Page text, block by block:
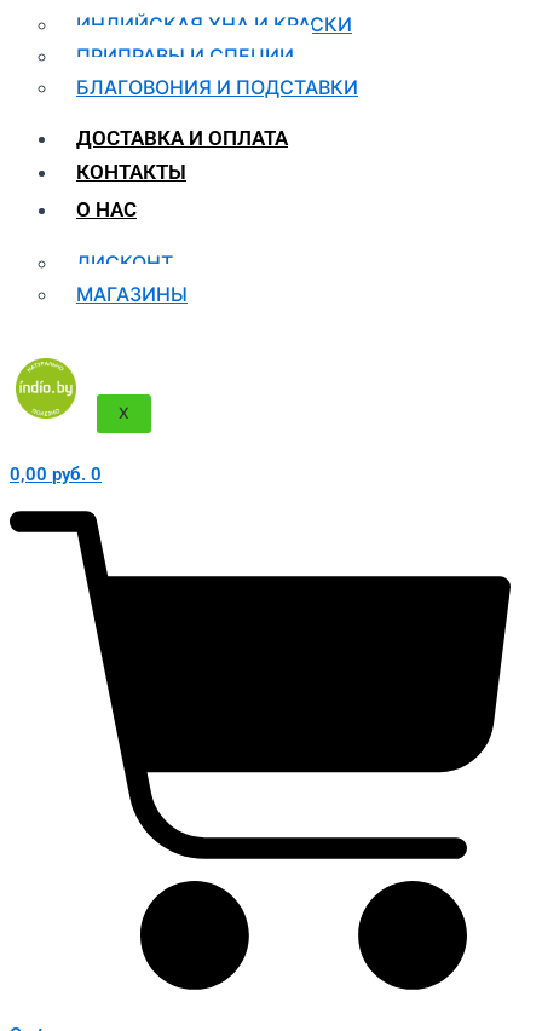
ИНДИЙСКАЯ ХНА И КРАСКИ
ПРИПРАВЫ И СПЕЦИИ
БЛАГОВОНИЯ И ПОДСТАВКИ
ДОСТАВКА И ОПЛАТА
КОНТАКТЫ
О НАС
ДИСКОНТ
МАГАЗИНЫ
X
0,00 руб. 0